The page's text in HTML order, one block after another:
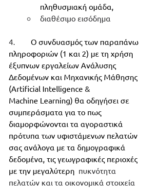
πληθυσμιακή ομάδα,
διαθέσιμο εισόδημα
4. Ο συνδυασμός των παραπάνω
πληροφοριών (1 και 2) με τη χρήση
έξυπνων εργαλείων Ανάλυσης
Δεδομένων και Μηχανικής Μάθησης
(Artificial Intelligence &
Machine Learning) θα οδηγήσει σε
συμπεράσματα για το πως
διαμορφώνονται τα αγοραστικά
πρότυπα των υφιστάμενων πελατών
σας ανάλογα με τα δημογραφικά
δεδομένα, τις γεωγραφικές περιοχές
με την μεγαλύτερη πυκνότητα
πελατών και τα οικονομικά στοιχεία